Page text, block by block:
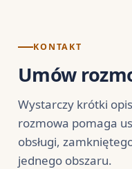
KONTAKT
Umów
Wystarczy krótki
rozmowa pomaga
obsługi,
jednego obszaru.